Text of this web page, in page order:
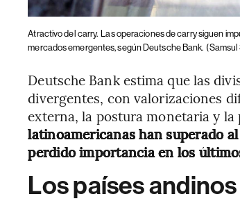
Atractivo del carry.
Las operaciones de carry siguen
mercados emergentes, según Deutsche Bank. (Samsul
Deutsche Bank estima que las
divergentes, con valorizaciones
externa, la postura monetaria y
latinoamericanas han superado
perdido importancia en los
Los países